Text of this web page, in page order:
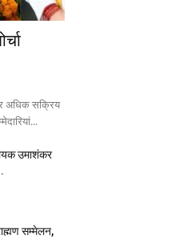
अधिक सक्रिय
उमाशंकर
सम्मेलन,